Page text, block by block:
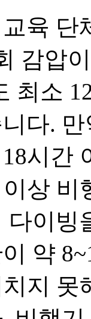
육 단
감압
최소
다.
시간
상
다이빙
약
지